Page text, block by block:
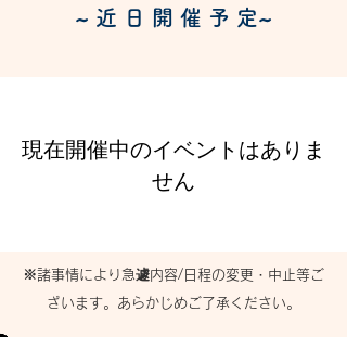
​~ 近 日 開 催 予 定~
現在開催中のイベントはありま
せん
​※諸事情により急遽内容/日程の変更・中止等ご
ざいます。あらかじめご了承ください。